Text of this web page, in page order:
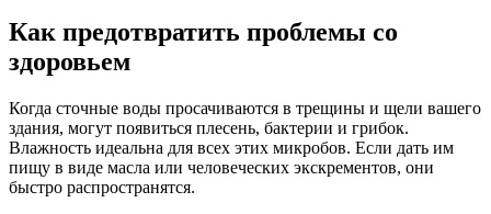
Как предотвратить проблемы со
здоровьем
Когда сточные воды просачиваются в трещины и щели вашего
здания, могут появиться плесень, бактерии и грибок.
Влажность идеальна для всех этих микробов. Если дать им
пищу в виде масла или человеческих экскрементов, они
быстро распространятся.